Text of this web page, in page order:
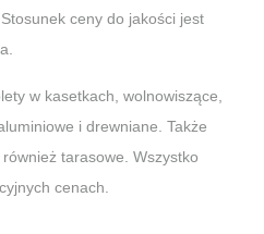
ceny do jakości jest
w kasetkach, wolnowiszące,
i drewniane. Także
tarasowe. Wszystko
cenach.